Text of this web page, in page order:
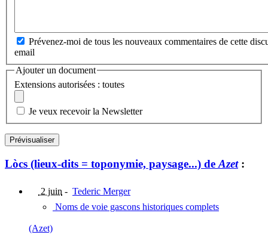
Prévenez-moi de tous les nouveaux commentaires de cette
email
Ajouter un document
Extensions autorisées : toutes
Je veux recevoir la Newsletter
Lòcs (lieux-dits = toponymie, paysage...) de Azet:
2 juin - Tederic Merger
Noms de voie gascons historiques complets
(Azet)